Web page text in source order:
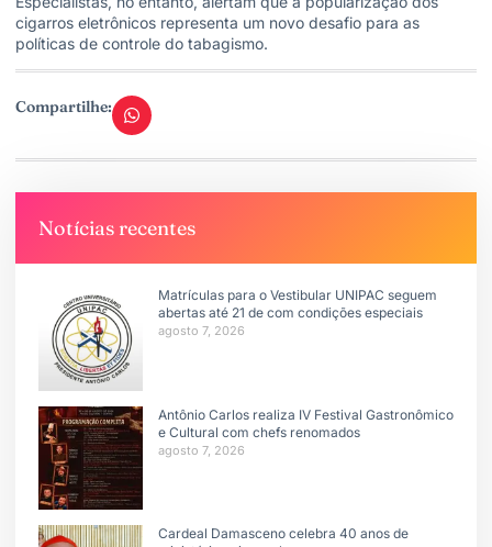
cigarros eletrônicos representa um novo desafio para as
políticas de controle do tabagismo.
Compartilhe:
Notícias recentes
Matrículas para o Vestibular UNIPAC seguem
abertas até 21 de com condições especiais
agosto 7, 2026
Antônio Carlos realiza IV Festival Gastronômico
e Cultural com chefs renomados
agosto 7, 2026
Cardeal Damasceno celebra 40 anos de